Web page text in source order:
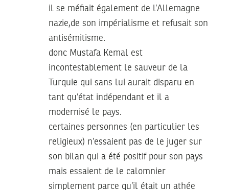
il se méfiait également de l’Allemagne
nazie,de son impérialisme et refusait son
antisémitisme.
donc Mustafa Kemal est
incontestablement le sauveur de la
Turquie qui sans lui aurait disparu en
tant qu’état indépendant et il a
modernisé le pays.
certaines personnes (en particulier les
religieux) n’essaient pas de le juger sur
son bilan qui a été positif pour son pays
mais essaient de le calomnier
simplement parce qu’il était un athée